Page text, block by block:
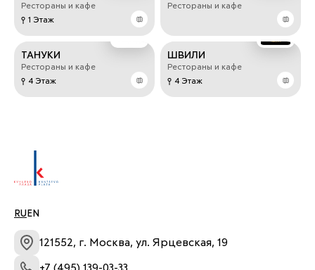
Рестораны и кафе
1 Этаж
Рестораны и кафе
ТАНУКИ
Рестораны и кафе
4 Этаж
ШВИЛИ
Рестораны и кафе
4 Этаж
RU EN
121552, г. Москва, ул. Ярцевская, 19